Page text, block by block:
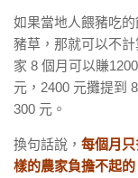
如果當地人餵豬吃
豬草，那就可以不
家 8 個月可以賺
元，2400 元攤提到
300 元。
換句話說， 每個月
樣的農家負擔不起的